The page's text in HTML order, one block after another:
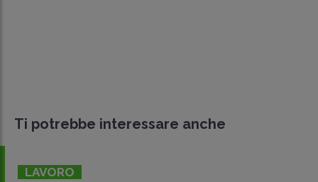
Ti potrebbe interessare anche
LAVORO